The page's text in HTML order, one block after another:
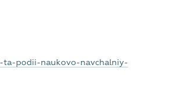
podii-naukovo-navchalniy-